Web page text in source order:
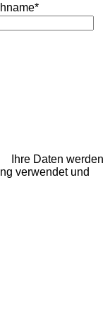
Ihre Daten werden
verwendet und